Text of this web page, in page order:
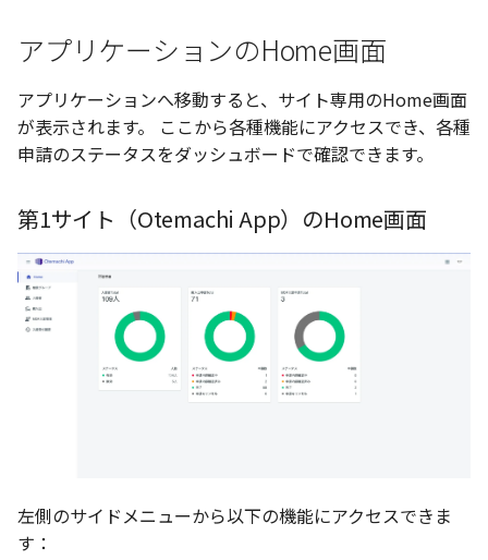
アプリケーションのHome画面
アプリケーションへ移動すると、サイト専用のHome画面
が表示されます。 ここから各種機能にアクセスでき、各種
申請のステータスをダッシュボードで確認できます。
第1サイト（Otemachi App）のHome画面
左側のサイドメニューから以下の機能にアクセスできま
す：